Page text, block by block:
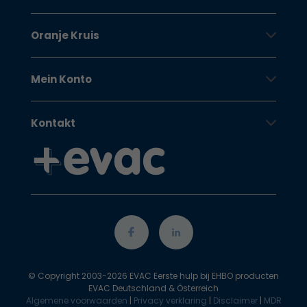
Oranje Kruis
Mein Konto
Kontakt
© Copyright 2003-2026 EVAC Eerste hulp bij EHBO producten
EVAC Deutschland & Österreich
Algemene voorwaarden | Privacy verklaring | Disclaimer| MDR